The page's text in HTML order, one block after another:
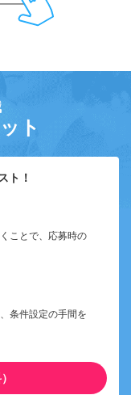
ト
ト！
ことで、応募時の
条件設定の手間を